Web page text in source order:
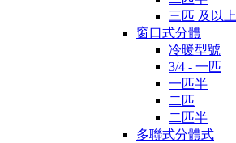
三匹 及以上
窗口式分體
冷暖型號
3/4 - 一匹
一匹半
二匹
二匹半
多聯式分體式